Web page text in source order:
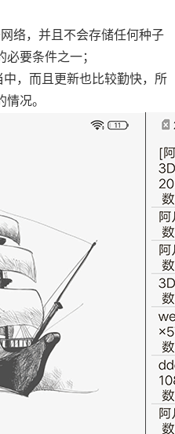
络，并且不会存储任何种子
要条件之一；
，而且更新也比较勤快，所
况。